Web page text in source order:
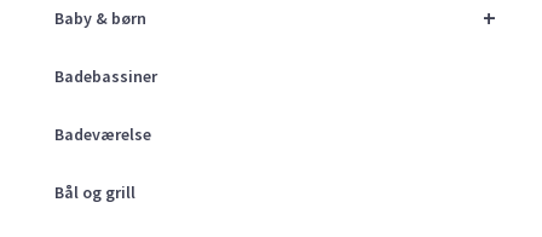
+
Baby & børn
Badebassiner
Badeværelse
Bål og grill